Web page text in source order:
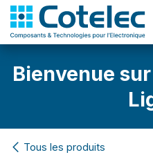
Bienvenue
Tous les produits